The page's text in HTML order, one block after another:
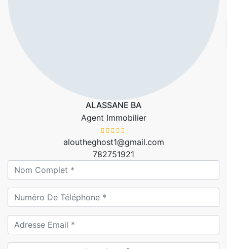
ALASSANE BA
Agent Immobilier
aloutheghost1@gmail.com
782751921